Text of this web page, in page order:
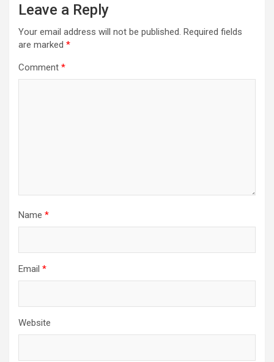
Leave a Reply
Your email address will not be published. Required fields
are marked *
Comment *
Name *
Email *
Website